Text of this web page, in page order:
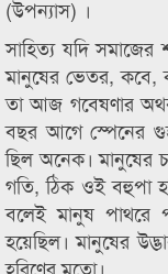
(উপন্যাস) ।
সাহিত্য যদি সমাজের
মানুষের ভেতর, কবে,
তা আজ গবেষণার
বছর আগে স্পেনের
ছিল অনেক। মানুষের
গতি, ঠিক ওই বহুপা
বলেই মানুষ
হয়েছিল। মানুষের
হরিণের মতো।